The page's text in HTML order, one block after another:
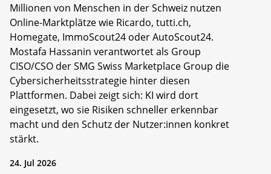
Millionen von Menschen in der Schweiz nutzen
Online-Marktplätze wie Ricardo, tutti.ch,
Homegate, ImmoScout24 oder AutoScout24.
Mostafa Hassanin verantwortet als Group
CISO/CSO der SMG Swiss Marketplace Group die
Cybersicherheitsstrategie hinter diesen
Plattformen. Dabei zeigt sich: KI wird dort
eingesetzt, wo sie Risiken schneller erkennbar
macht und den Schutz der Nutzer:innen konkret
stärkt.
24. Jul 2026